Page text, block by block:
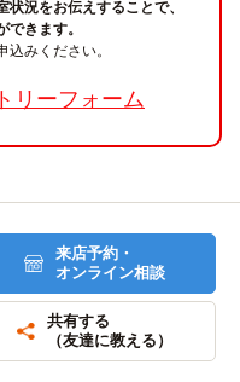
況をお伝えすることで、
きます。
みください。
リーフォーム
来店予約・
オンライン相談
共有する
（友達に教える）